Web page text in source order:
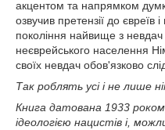
акцентом та напрямком
озвучив претензії до
покоління найвище з
неєврейського населення
своїх невдач обов'язково
Так роблять усі і не лише
Книга датована 1933
ідеологією нацистів і,